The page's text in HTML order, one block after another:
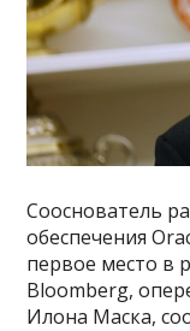
Сооснователь
обеспечения
первое место в
Bloomberg,
Илона Маска,